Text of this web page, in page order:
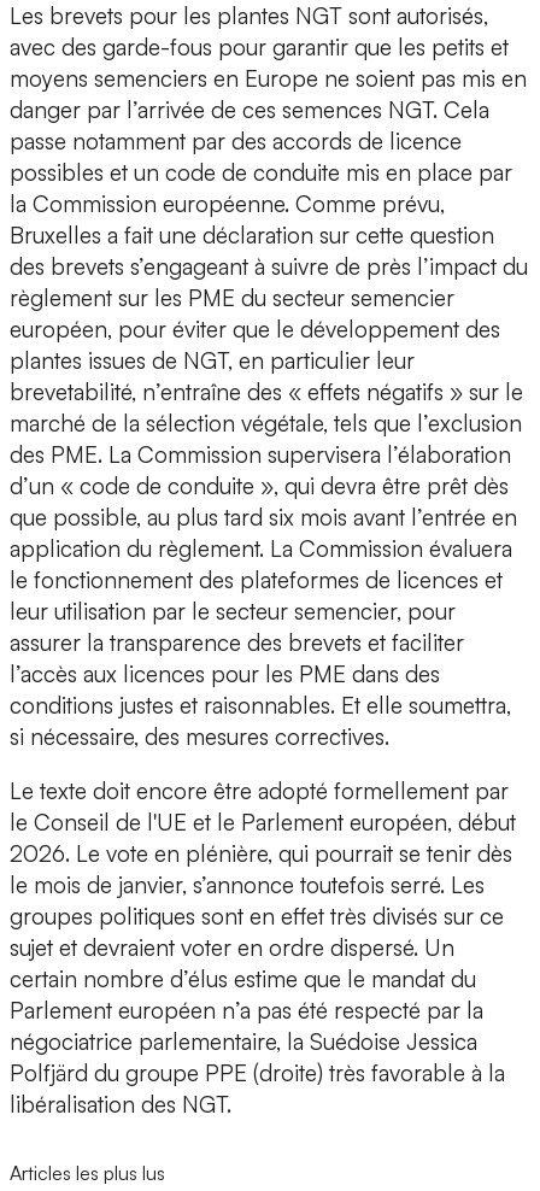
Les brevets pour les plantes NGT sont autorisés,
avec des garde-fous pour garantir que les petits et
moyens semenciers en Europe ne soient pas mis en
danger par l’arrivée de ces semences NGT. Cela
passe notamment par des accords de licence
possibles et un code de conduite mis en place par
la Commission européenne. Comme prévu,
Bruxelles a fait une déclaration sur cette question
des brevets s’engageant à suivre de près l’impact du
règlement sur les PME du secteur semencier
européen, pour éviter que le développement des
plantes issues de NGT, en particulier leur
brevetabilité, n’entraîne des « effets négatifs » sur le
marché de la sélection végétale, tels que l’exclusion
des PME. La Commission supervisera l’élaboration
d’un « code de conduite », qui devra être prêt dès
que possible, au plus tard six mois avant l’entrée en
application du règlement. La Commission évaluera
le fonctionnement des plateformes de licences et
leur utilisation par le secteur semencier, pour
assurer la transparence des brevets et faciliter
l’accès aux licences pour les PME dans des
conditions justes et raisonnables. Et elle soumettra,
si nécessaire, des mesures correctives.
Le texte doit encore être adopté formellement par
le Conseil de l'UE et le Parlement européen, début
2026. Le vote en plénière, qui pourrait se tenir dès
le mois de janvier, s’annonce toutefois serré. Les
groupes politiques sont en effet très divisés sur ce
sujet et devraient voter en ordre dispersé. Un
certain nombre d’élus estime que le mandat du
Parlement européen n’a pas été respecté par la
négociatrice parlementaire, la Suédoise Jessica
Polfjärd du groupe PPE (droite) très favorable à la
libéralisation des NGT.
Articles les plus lus